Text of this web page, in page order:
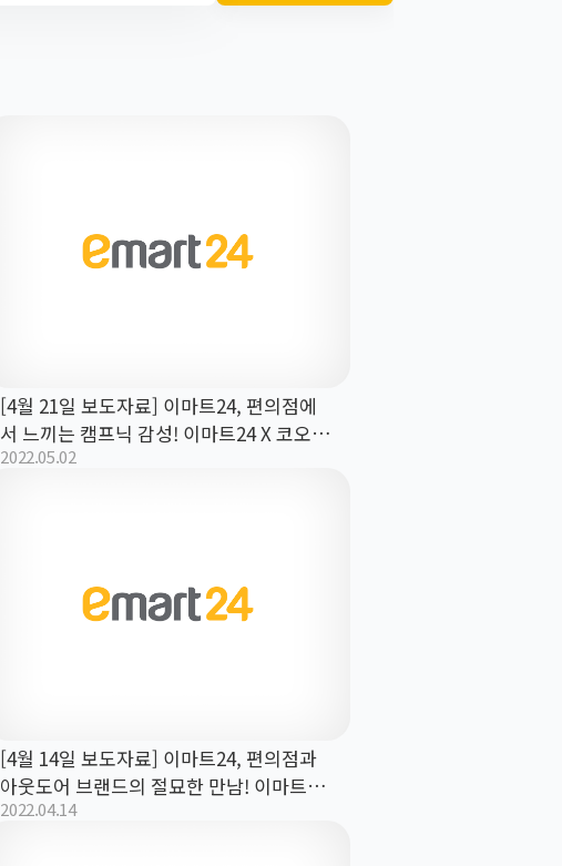
[4월 21일 보도자료] 이마트24, 편의점에
서 느끼는 캠프닉 감성! 이마트24 X 코오롱
스포츠, `솟솟` 팝업 스토어 오픈!
2022.05.02
[4월 14일 보도자료] 이마트24, 편의점과
아웃도어 브랜드의 절묘한 만남! 이마트24
X 코오롱스포츠, 고객 에너지 ‘솟솟’!
2022.04.14